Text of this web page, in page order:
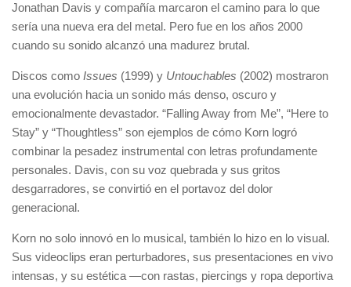
Jonathan Davis y compañía marcaron el camino para lo que
sería una nueva era del metal. Pero fue en los años 2000
cuando su sonido alcanzó una madurez brutal.
Discos como Issues (1999) y Untouchables (2002) mostraron
una evolución hacia un sonido más denso, oscuro y
emocionalmente devastador. “Falling Away from Me”, “Here to
Stay” y “Thoughtless” son ejemplos de cómo Korn logró
combinar la pesadez instrumental con letras profundamente
personales. Davis, con su voz quebrada y sus gritos
desgarradores, se convirtió en el portavoz del dolor
generacional.
Korn no solo innovó en lo musical, también lo hizo en lo visual.
Sus videoclips eran perturbadores, sus presentaciones en vivo
intensas, y su estética —con rastas, piercings y ropa deportiva